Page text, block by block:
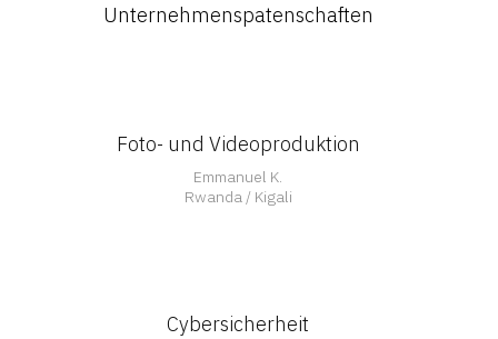
Unternehmenspatenschaften
Foto- und Videoproduktion
Emmanuel K.
Rwanda / Kigali
Cybersicherheit